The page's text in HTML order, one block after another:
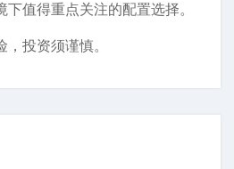
值得重点关注的配置选择。
投资须谨慎。